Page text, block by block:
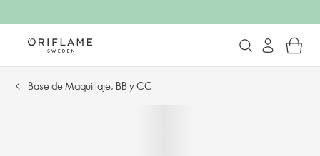
Base de Maquillaje, BB y CC